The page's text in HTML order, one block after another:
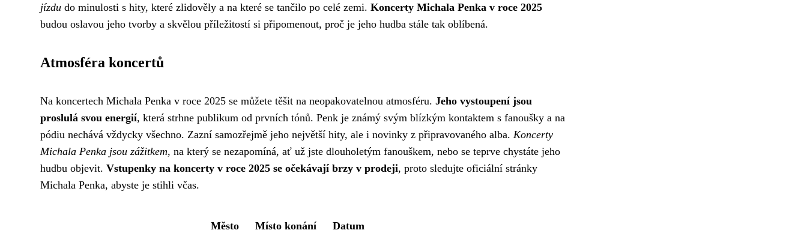
jízdu do minulosti s hity, které zlidověly a na které se tančilo po celé zemi. Koncerty Michala Penka v roce 2025
budou oslavou jeho tvorby a skvělou příležitostí si připomenout, proč je jeho hudba stále tak oblíbená.
Atmosféra koncertů
Na koncertech Michala Penka v roce 2025 se můžete těšit na neopakovatelnou atmosféru. Jeho vystoupení jsou
proslulá svou energií, která strhne publikum od prvních tónů. Penk je známý svým blízkým kontaktem s fanoušky a na
pódiu nechává vždycky všechno. Zazní samozřejmě jeho největší hity, ale i novinky z připravovaného alba. Koncerty
Michala Penka jsou zážitkem, na který se nezapomíná, ať už jste dlouholetým fanouškem, nebo se teprve chystáte jeho
hudbu objevit. Vstupenky na koncerty v roce 2025 se očekávají brzy v prodeji, proto sledujte oficiální stránky
Michala Penka, abyste je stihli včas.
Město Místo konání Datum